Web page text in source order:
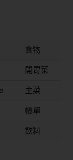
食物
開胃菜
主菜
帳單
飲料